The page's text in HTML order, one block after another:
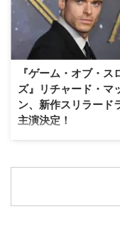
別協力のもと、8月20日
時よりパリ生中継オンラ
ーを開催する。「ミステ
ンネル倶楽部プレミアム
アムなオンライン体験の
が開始となった。 パリが舞
ドラマで主人公たちが歩
を、リアルタイムで堪能 8
は、ミステリーの世界を
『ゲーム・オブ・ス
ズ』リチャード・マ
ン、新作スリラード
主演決定！
大ヒットドラマ『ゲーム
でブレイクしたリチャー
デンが、新作スリラードラ
ことが分かった。米